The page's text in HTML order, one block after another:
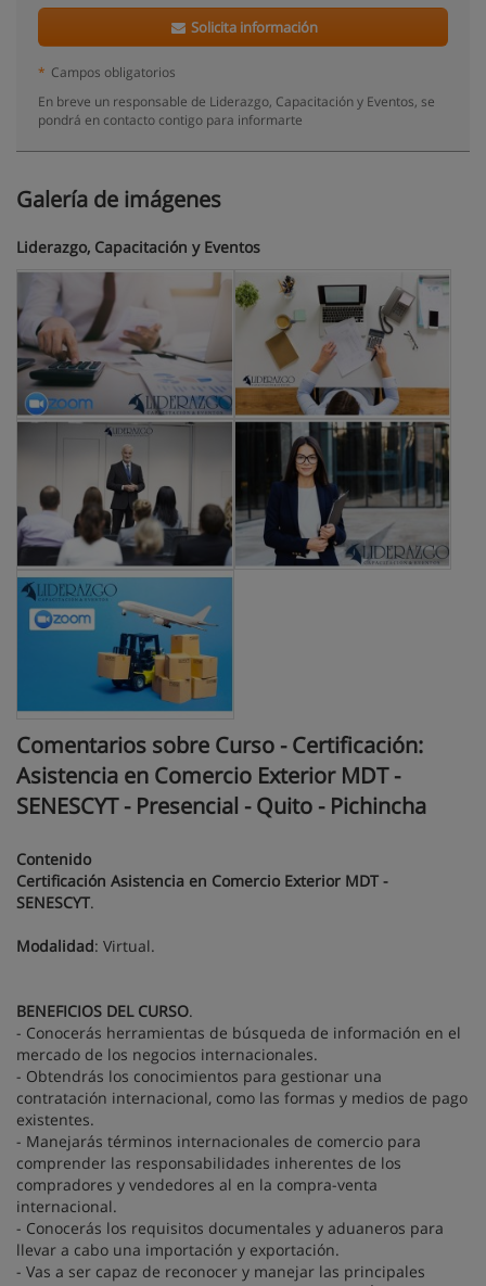
Solicita información
* Campos obligatorios
En breve un responsable de Liderazgo, Capacitación y Eventos, se
pondrá en contacto contigo para informarte
Galería de imágenes
Liderazgo, Capacitación y Eventos
Comentarios sobre Curso - Certificación:
Asistencia en Comercio Exterior MDT -
SENESCYT - Presencial - Quito - Pichincha
Contenido
Certificación Asistencia en Comercio Exterior MDT -
SENESCYT.
Modalidad: Virtual.
BENEFICIOS DEL CURSO.
- Conocerás herramientas de búsqueda de información en el
mercado de los negocios internacionales.
- Obtendrás los conocimientos para gestionar una
contratación internacional, como las formas y medios de pago
existentes.
- Manejarás términos internacionales de comercio para
comprender las responsabilidades inherentes de los
compradores y vendedores al en la compra-venta
internacional.
- Conocerás los requisitos documentales y aduaneros para
llevar a cabo una importación y exportación.
- Vas a ser capaz de reconocer y manejar las principales